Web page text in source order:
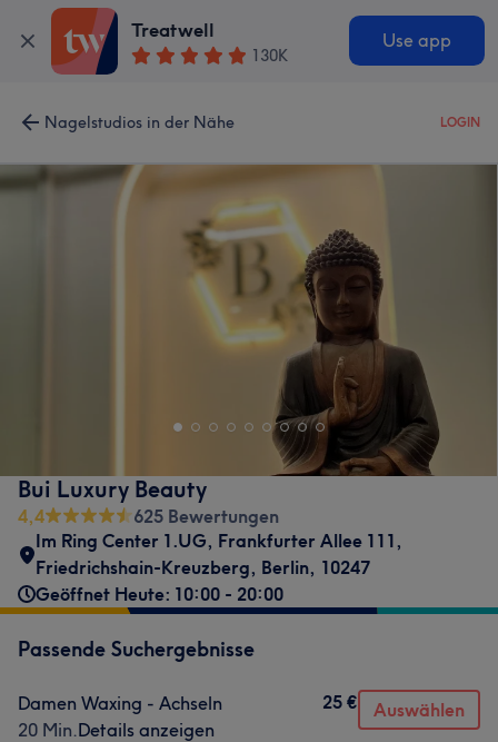
Treatwell
130K
Use app
Nagelstudios in der Nähe LOGIN
Bui Luxury Beauty
4,4
625 Bewertungen
Im Ring Center 1.UG, Frankfurter Allee 111,
Friedrichshain-Kreuzberg, Berlin, 10247
Geöffnet Heute: 10:00 - 20:00
Passende Suchergebnisse
Damen Waxing - Achseln
20 Min.Details anzeigen
25 € Auswählen